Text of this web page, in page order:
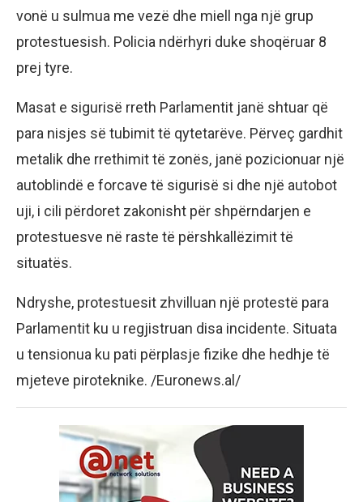
vonë u sulmua me vezë dhe miell nga një grup
protestuesish. Policia ndërhyri duke shoqëruar 8
prej tyre.
Masat e sigurisë rreth Parlamentit janë shtuar që
para nisjes së tubimit të qytetarëve. Përveç gardhit
metalik dhe rrethimit të zonës, janë pozicionuar një
autoblindë e forcave të sigurisë si dhe një autobot
uji, i cili përdoret zakonisht për shpërndarjen e
protestuesve në raste të përshkallëzimit të
situatës.
Ndryshe, protestuesit zhvilluan një protestë para
Parlamentit ku u regjistruan disa incidente. Situata
u tensionua ku pati përplasje fizike dhe hedhje të
mjeteve piroteknike. /Euronews.al/